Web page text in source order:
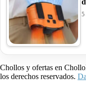
5
Chollos y ofertas en
los derechos reservados.